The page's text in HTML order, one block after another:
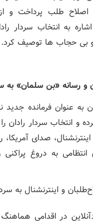
اصلاح طلب پرداخت و
اشاره به انتخاب سردار
و بی حجاب ها توصیف کرد.
رسانه «بن سلمان» به
به عنوان فرمانده جدید
و انتخاب سردار رادان
صدای آمریکا،
انتظامی به دروغ
در اقدامی